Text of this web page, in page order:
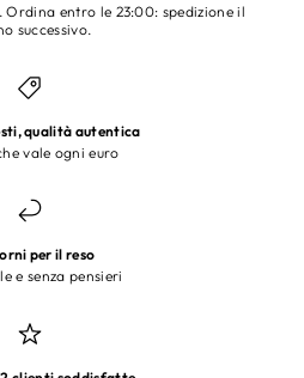
entro le 23:00: spedizione il
successivo.
qualità autentica
vale ogni euro
per il reso
e senza pensieri